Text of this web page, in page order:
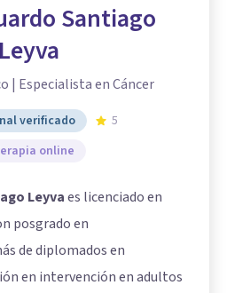
Santiago
Leyva
| Especialista en Cáncer
verificado
5
online
Leyvaes licenciado en
posgrado en
de diplomados en
en intervención en adultos